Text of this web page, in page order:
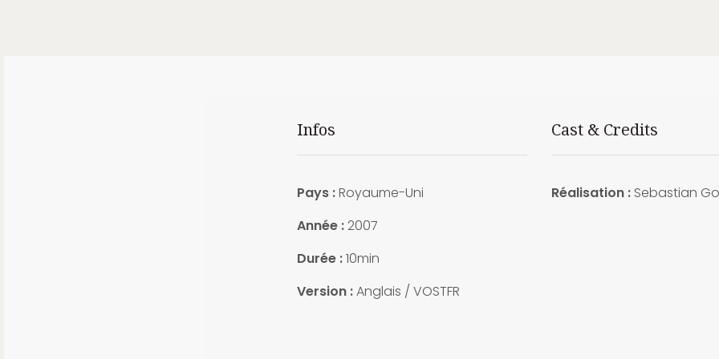
Infos
Pays :Royaume-Uni
Année :2007
Durée :10min
Version :Anglais / VOSTFR
Cast & Credits
Réalisation :Sebastian